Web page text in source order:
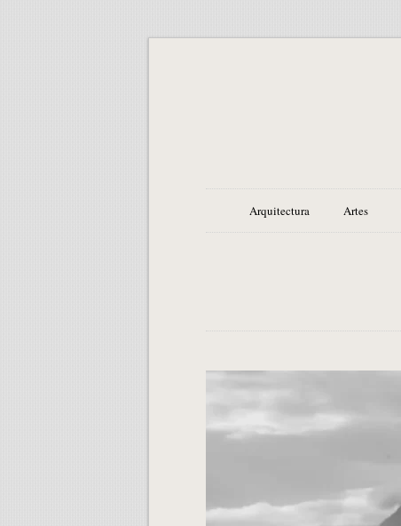
Arquitectura Artes